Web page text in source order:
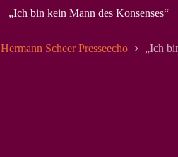
„Ich bin kein Mann des Konsenses“
Hermann Scheer Presseecho „Ich